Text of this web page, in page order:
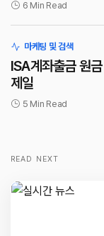
6 Min Read
마케팅 및 검색
ISA계좌출금 원
제일
5 Min Read
READ NEXT